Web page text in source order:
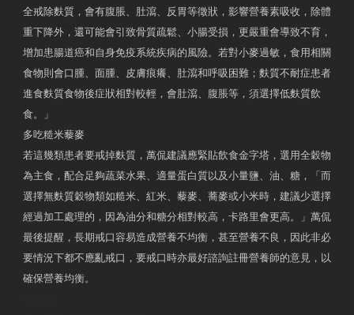
全戒除麩質，會有腹脹、肚瀉、反胃等徵狀，影響營養素吸收，除體
重下降外，還可能會引致骨質疏鬆、小腸受損，更嚴重會導致不育，
增加患腸道癌和自身免疫系統疾病的風險。若對小麥過敏，食用相關
食物則會口腫、面腫、皮膚痕癢、肚瀉和呼吸困難；麩質不耐症患者
進食麩質食物後症狀相對較輕，會肚瀉、腹脹等，須選擇低麩質飲
食。」
多吃糙米藜麥
若這幾類患者要戒掉麩質，萬侃建議應緊貼飲食金字塔，選用全穀物
為主食，配合足夠蔬菜水果、適量蛋白質以及小量鹽、油、糖，「而
選擇無麩質穀物類如糙米、紅米、藜麥、蕎麥或小米時，建議少選擇
經過加工處理的，因為油分和糖分相對較高，卡路里會更高。」萬侃
最後提醒，長期戒口容易造成營養不均衡，甚至營養不良，因此非必
要情況下都不應亂戒口，要戒口時亦最好諮詢註冊營養師的意見，以
確保營養均衡。